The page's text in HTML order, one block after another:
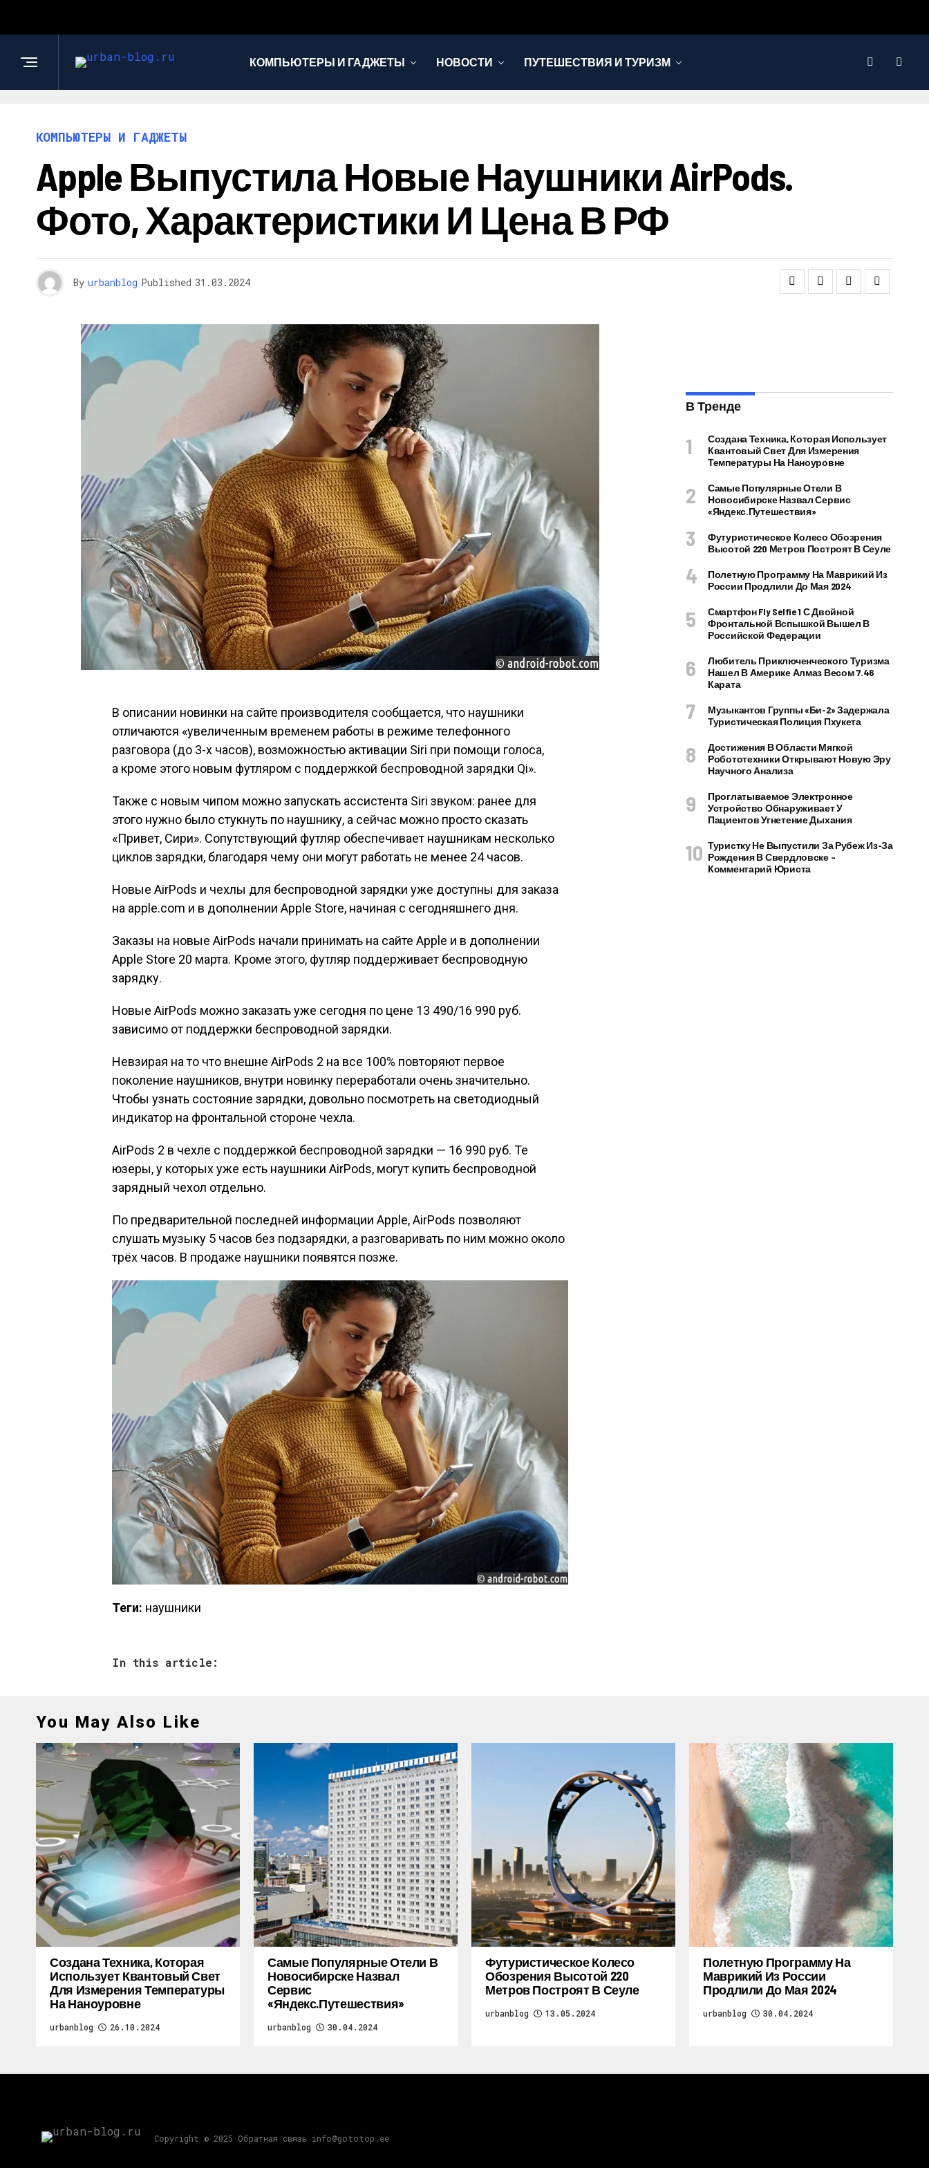
КОМПЬЮТЕРЫ И ГАДЖЕТЫ НОВОСТИ ПУТЕШЕСТВИЯ И ТУРИЗМ
КОМПЬЮТЕРЫ И ГАДЖЕТЫ
Apple Выпустила Новые Наушники AirPods.
Фото, Характеристики И Цена В РФ
By urbanblog Published 31.03.2024
В описании новинки на сайте производителя сообщается, что наушники
отличаются «увеличенным временем работы в режиме телефонного
разговора (до 3-х часов), возможностью активации Siri при помощи голоса,
а кроме этого новым футляром с поддержкой беспроводной зарядки Qi».
Также с новым чипом можно запускать ассистента Siri звуком: ранее для
этого нужно было стукнуть по наушнику, а сейчас можно просто сказать
«Привет, Сири». Сопутствующий футляр обеспечивает наушникам несколько
циклов зарядки, благодаря чему они могут работать не менее 24 часов.
Новые AirPods и чехлы для беспроводной зарядки уже доступны для заказа
на apple.com и в дополнении Apple Store, начиная с сегодняшнего дня.
Заказы на новые AirPods начали принимать на сайте Apple и в дополнении
Apple Store 20 марта. Кроме этого, футляр поддерживает беспроводную
зарядку.
Новые AirPods можно заказать уже сегодня по цене 13 490/16 990 руб.
зависимо от поддержки беспроводной зарядки.
Невзирая на то что внешне AirPods 2 на все 100% повторяют первое
поколение наушников, внутри новинку переработали очень значительно.
Чтобы узнать состояние зарядки, довольно посмотреть на светодиодный
индикатор на фронтальной стороне чехла.
AirPods 2 в чехле с поддержкой беспроводной зарядки — 16 990 руб. Те
юзеры, у которых уже есть наушники AirPods, могут купить беспроводной
зарядный чехол отдельно.
По предварительной последней информации Apple, AirPods позволяют
слушать музыку 5 часов без подзарядки, а разговаривать по ним можно около
трёх часов. В продаже наушники появятся позже.
Теги: наушники
In this article:
В Тренде
Создана Техника, Которая Использует
Квантовый Свет Для Измерения
Температуры На Наноуровне
Самые Популярные Отели В
Новосибирске Назвал Сервис
«Яндекс.Путешествия»
Футуристическое Колесо Обозрения
Высотой 220 Метров Построят В Сеуле
Полетную Программу На Маврикий Из
России Продлили До Мая 2024
Смартфон Fly Selfie 1 С Двойной
Фронтальной Вспышкой Вышел В
Российской Федерации
Любитель Приключенческого Туризма
Нашел В Америке Алмаз Весом 7.46
Карата
Музыкантов Группы «Би-2» Задержала
Туристическая Полиция Пхукета
Достижения В Области Мягкой
Робототехники Открывают Новую Эру
Научного Анализа
Проглатываемое Электронное
Устройство Обнаруживает У
Пациентов Угнетение Дыхания
Туристку Не Выпустили За Рубеж Из-За
Рождения В Свердловске –
Комментарий Юриста
You May Also Like
Создана Техника, Которая
Использует Квантовый Свет
Для Измерения Температуры
На Наноуровне
urbanblog 26.10.2024
Самые Популярные Отели В
Новосибирске Назвал
Сервис
«Яндекс.Путешествия»
urbanblog 30.04.2024
Футуристическое Колесо
Обозрения Высотой 220
Метров Построят В Сеуле
urbanblog 13.05.2024
Полетную Программу На
Маврикий Из России
Продлили До Мая 2024
urbanblog 30.04.2024
Copyright © 2025 Обратная связь info@gototop.ee